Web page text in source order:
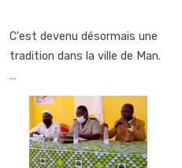
C'est devenu désormais une
tradition dans la ville de Man.
…